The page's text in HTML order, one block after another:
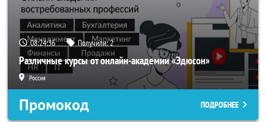
08:24:35 Получили:2
Различные курсы от онлайн-академии «Эдюсон»
Россия
Промокод ПОДРОБНЕЕ